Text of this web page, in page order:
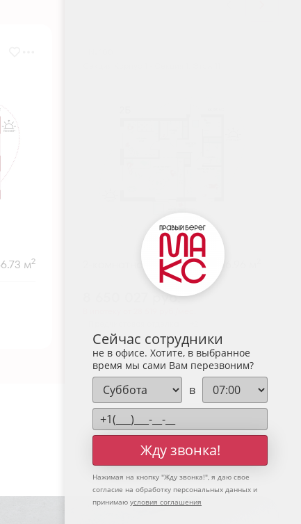
м2 2-комнатная 66.96 м
руб.
Сейчас сотрудники
не в офисе. Хотите, в выбранное
время мы сами Вам перезвоним?
в
Жду звонка!
Нажимая на кнопку "Жду звонка!", я даю свое
согласие на обработку персональных данных и
принимаю условия соглашения